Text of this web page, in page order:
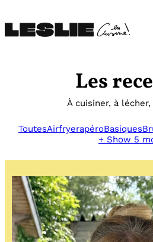
au
contenu
Les
À cuisiner, à
ToutesAirfryerapéroBasiques
+ Show 5